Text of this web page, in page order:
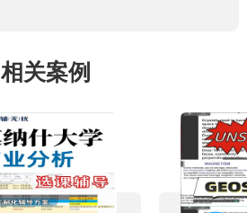
相关案例